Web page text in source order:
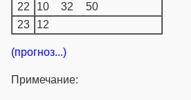
22
10 32
50
23
12
(прогноз...)
Примечание: